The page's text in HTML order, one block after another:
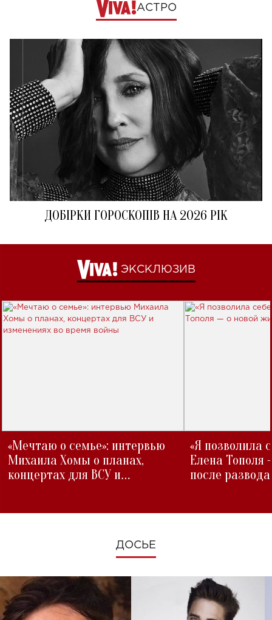
АСТРО
ДОБІРКИ ГОРОСКОПІВ НА 2026 РІК
ЭКСКЛЮЗИВ
«Мечтаю о семье»: интервью
Михаила Хомы о планах,
концертах для ВСУ и
«Я позволила
Елена Тополя
после развода
ДОСЬЕ